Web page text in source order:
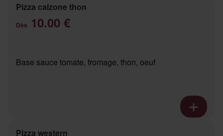
Pizza calzone thon
Dès 10.00 €
Base sauce tomate, fromage, thon, oeuf
Pizza western